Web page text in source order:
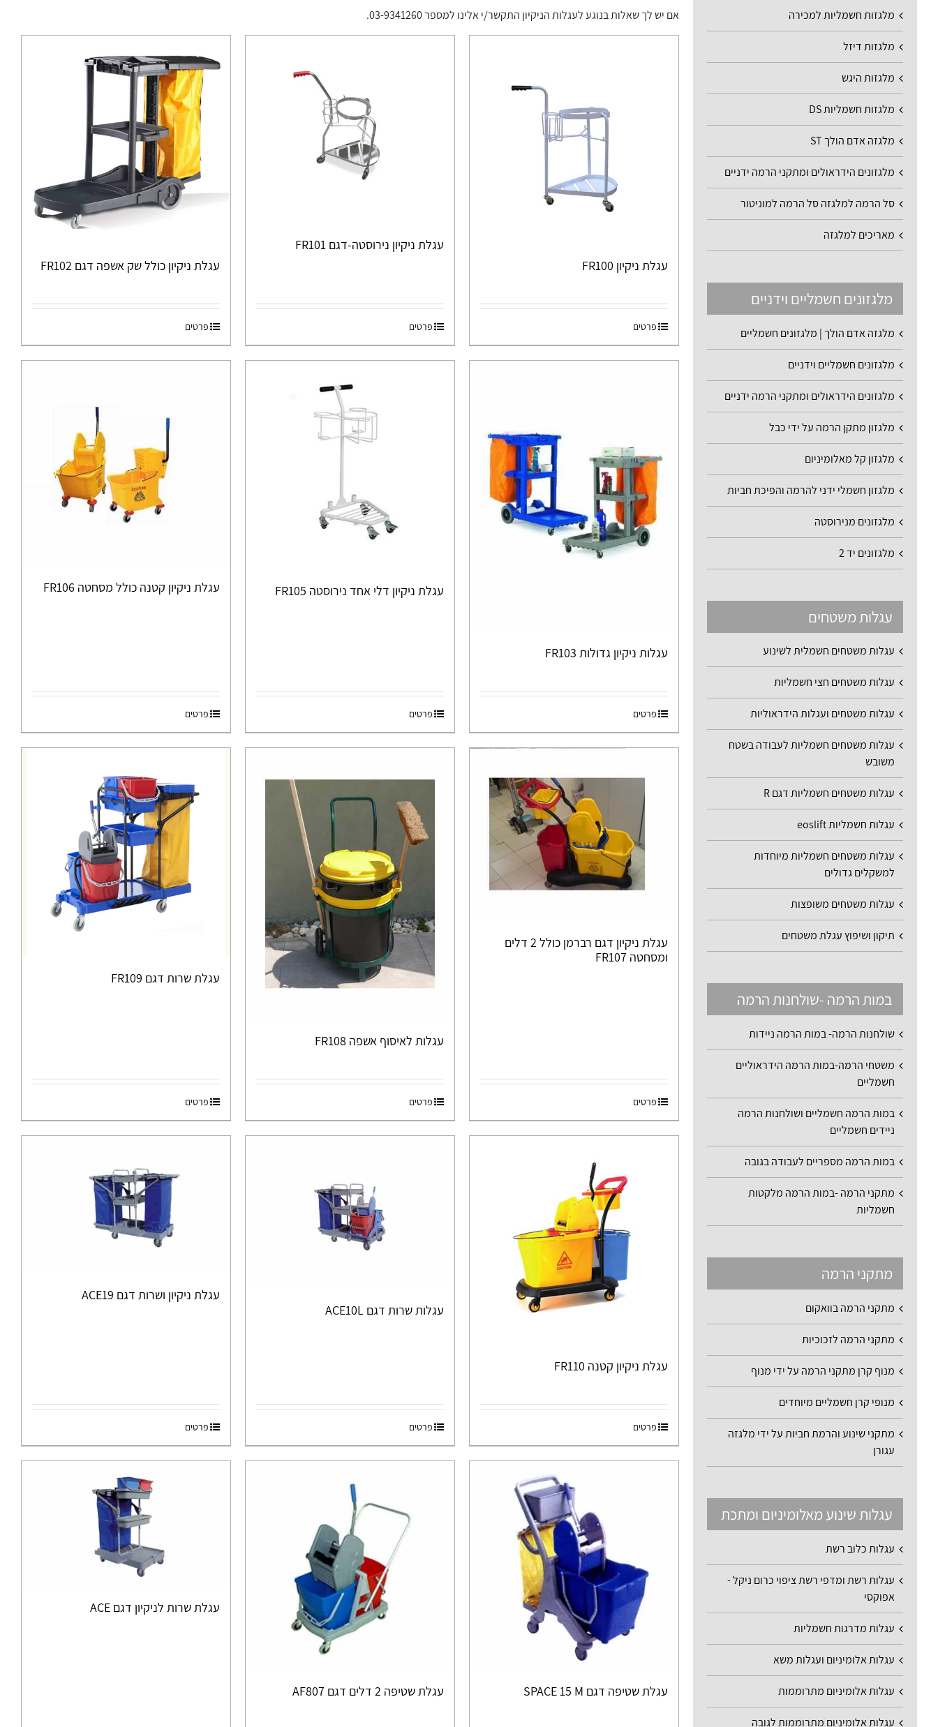
אם יש לך שאלות בנוגע לעגלות הניקיון התקשר/י אלינו למספר 03-9341260.
עגלת ניקיון FR100
פרטים
עגלת ניקיון נירוסטה-דגם FR101
פרטים
עגלת ניקיון כולל שק אשפה דגם FR102
פרטים
עגלות ניקיון גדולות FR103
פרטים
עגלת ניקיון דלי אחד נירוסטה FR105
פרטים
עגלת ניקיון קטנה כולל מסחטה FR106
פרטים
עגלת ניקיון דגם רברמן כולל 2 דלים
ומסחטה FR107
פרטים
עגלות לאיסוף אשפה FR108
פרטים
עגלת שרות דגם FR109
פרטים
עגלת ניקיון קטנה FR110
פרטים
עגלות שרות דגם ACE10L
פרטים
עגלת ניקיון ושרות דגם ACE19
פרטים
עגלת שטיפה דגם SPACE 15 M עגלת שטיפה 2 דלים דגם AF807
עגלת שרות לניקיון דגם ACE
מלגזות חשמליות למכירה
מלגזות דיזל
מלגזות היגש
מלגזות חשמליות DS
מלגזה אדם הולך ST
מלגזונים הידראולים ומתקני הרמה ידניים
סל הרמה למלגזה סל הרמה למוניטור
מאריכים למלגזה
מלגזונים חשמליים וידניים
מלגזה אדם הולך | מלגזונים חשמליים
מלגזונים חשמליים וידניים
מלגזונים הידראולים ומתקני הרמה ידניים
מלגזון מתקן הרמה על ידי כבל
מלגזון קל מאלומיניום
מלגזון חשמלי ידני להרמה והפיכת חביות
מלגזונים מנירוסטה
מלגזונים יד 2
עגלות משטחים
עגלות משטחים חשמלית לשינוע
עגלות משטחים חצי חשמליות
עגלות משטחים ועגלות הידראוליות
עגלות משטחים חשמליות לעבודה בשטח
משובש
עגלות משטחים חשמליות דגם R
עגלות חשמליות eoslift
עגלות משטחים חשמליות מיוחדות
למשקלים גדולים
עגלות משטחים משופצות
תיקון ושיפוץ עגלת משטחים
במות הרמה -שולחנות הרמה
שולחנות הרמה- במות הרמה ניידות
משטחי הרמה-במות הרמה הידראוליים
חשמליים
במות הרמה חשמליים ושולחנות הרמה
ניידים חשמליים
במות הרמה מספריים לעבודה בגובה
מתקני הרמה -במות הרמה מלקטות
חשמליות
מתקני הרמה
מתקני הרמה בוואקום
מתקני הרמה לזכוכיות
מנוף קרן מתקני הרמה על ידי מנוף
מנופי קרן חשמליים מיוחדים
מתקני שינוע והרמת חביות על ידי מלגזה
עגורן
עגלות שינוע מאלומיניום ומתכת
עגלות כלוב רשת
עגלות רשת ומדפי רשת ציפוי כרום ניקל -
אפוקסי
עגלות מדרגות חשמליות
עגלות אלומיניום ועגלות משא
עגלות אלומיניום מתרוממות
עגלות אלומיניום מתרוממות לגובה